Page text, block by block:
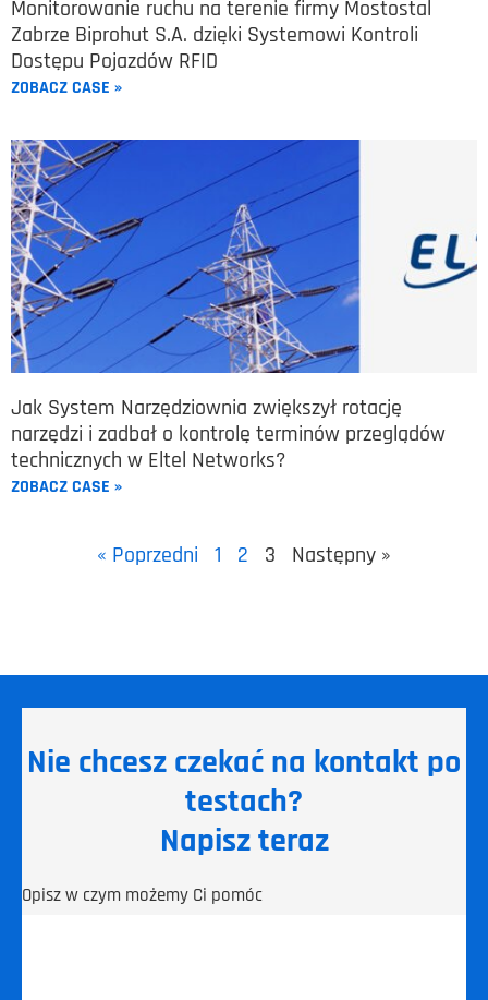
Monitorowanie ruchu na terenie firmy Mostostal
Zabrze Biprohut S.A. dzięki Systemowi Kontroli
Dostępu Pojazdów RFID
ZOBACZ CASE »
Jak System Narzędziownia zwiększył rotację
narzędzi i zadbał o kontrolę terminów przeglądów
technicznych w Eltel Networks?
ZOBACZ CASE »
« Poprzedni 1 2 3 Następny »
Nie chcesz czekać na kontakt po
testach?
Napisz teraz
Opisz w czym możemy Ci pomóc